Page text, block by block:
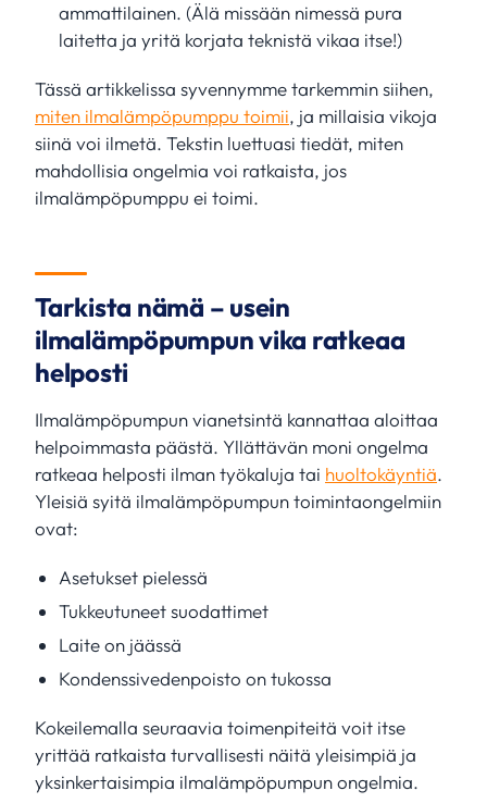
ammattilainen. (Älä missään nimessä pura
laitetta ja yritä korjata teknistä vikaa itse!)
Tässä artikkelissa syvennymme tarkemmin siihen,
miten ilmalämpöpumppu toimii, ja millaisia vikoja
siinä voi ilmetä. Tekstin luettuasi tiedät, miten
mahdollisia ongelmia voi ratkaista, jos
ilmalämpöpumppu ei toimi.
Tarkista nämä – usein
ilmalämpöpumpun vika ratkeaa
helposti
Ilmalämpöpumpun vianetsintä kannattaa aloittaa
helpoimmasta päästä. Yllättävän moni ongelma
ratkeaa helposti ilman työkaluja tai huoltokäyntiä.
Yleisiä syitä ilmalämpöpumpun toimintaongelmiin
ovat:
Asetukset pielessä
Tukkeutuneet suodattimet
Laite on jäässä
Kondenssivedenpoisto on tukossa
Kokeilemalla seuraavia toimenpiteitä voit itse
yrittää ratkaista turvallisesti näitä yleisimpiä ja
yksinkertaisimpia ilmalämpöpumpun ongelmia.